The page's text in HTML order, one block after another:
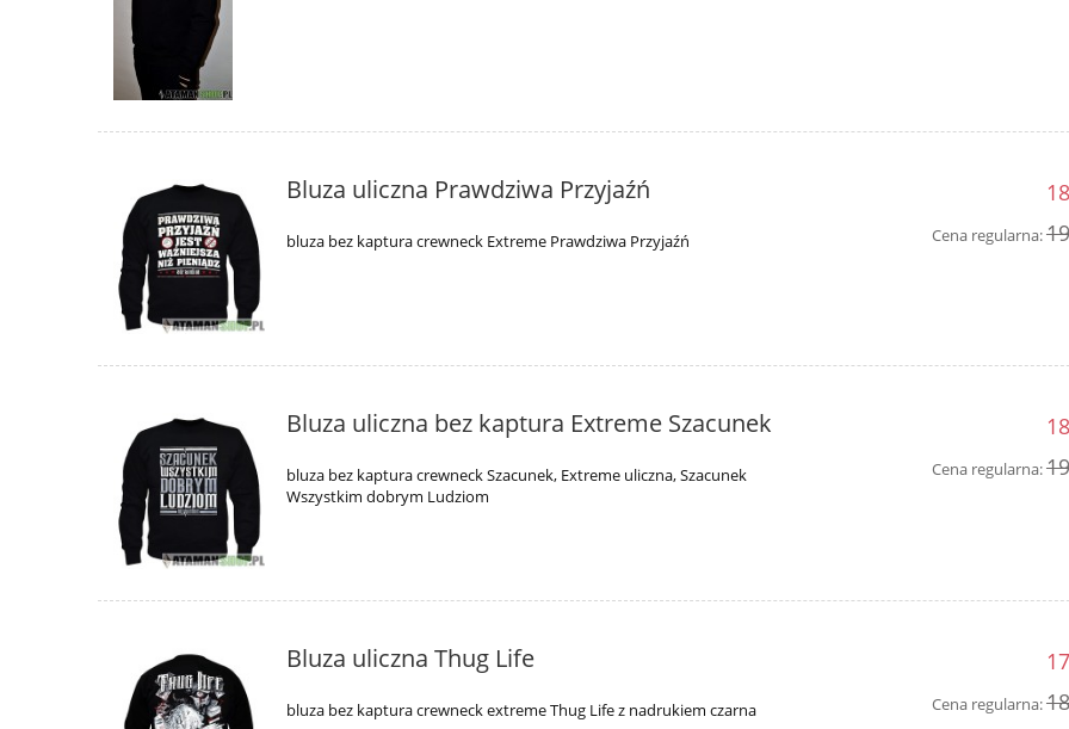
Bluza uliczna Prawdziwa Przyjaźń
bluza bez kaptura crewneck Extreme Prawdziwa Przyjaźń Cena regularna:
Bluza uliczna bez kaptura Extreme Szacunek
bluza bez kaptura crewneck Szacunek, Extreme uliczna, Szacunek
Wszystkim dobrym Ludziom
Cena regularna:
Bluza uliczna Thug Life
bluza bez kaptura crewneck extreme Thug Life z nadrukiem czarna Cena regularna: